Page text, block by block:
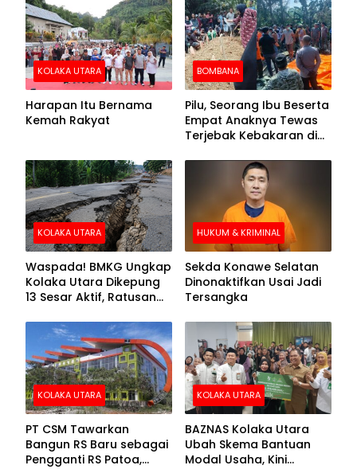
KOLAKA UTARA
Harapan Itu Bernama
Kemah Rakyat
BOMBANA
Pilu, Seorang Ibu Beserta
Empat Anaknya Tewas
Terjebak Kebakaran di
KOLAKA UTARA
Waspada! BMKG Ungkap
Kolaka Utara Dikepung
13 Sesar Aktif, Ratusan
HUKUM & KRIMINAL
Sekda Konawe Selatan
Dinonaktifkan Usai Jadi
Tersangka
KOLAKA UTARA
PT CSM Tawarkan
Bangun RS Baru sebagai
Pengganti RS Patoa,
KOLAKA UTARA
BAZNAS Kolaka Utara
Ubah Skema Bantuan
Modal Usaha, Kini